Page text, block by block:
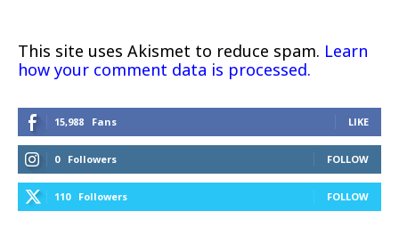
This site uses Akismet to reduce spam. Learn
how your comment data is processed.
15,988 Fans LIKE
0 Followers FOLLOW
110 Followers FOLLOW